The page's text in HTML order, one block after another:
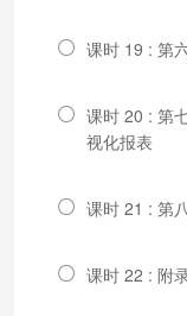
课时 19 : 第
课时 20 : 第
视化报表
课时 21 : 第
课时 22 : 附